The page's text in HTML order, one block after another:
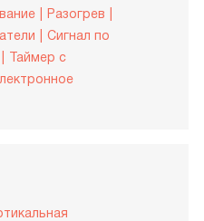
Разогрев
Сигнал по
Таймер с